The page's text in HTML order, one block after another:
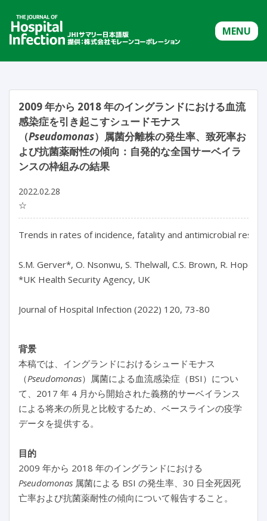
MENU
2009 年から 2018 年のイングランドにおける血流
感染症を引き起こすシュードモナス
（Pseudomonas）属菌分離株の発生率、致死率お
よび抗菌薬耐性の傾向：自発的な全国サーベイラ
ンスの枠組みの結果
2022.02.28
☆
Trends in rates of incidence, fatality and antimicrobial
S.M. Gerver*, O. Nsonwu, S. Thelwall, C.S. Brown, R. Hope
*UK Health Security Agency, UK
Journal of Hospital Infection (2022) 120, 73-80
背景
本稿では、イングランドにおけるシュードモナス
（Pseudomonas）属菌による血流感染症（BSI）につい
て、2017 年 4 月から開始された義務的サーベイランス
による将来の所見と比較するため、ベースラインの疫学
データを提供する。
目的
2009 年から 2018 年のイングランドにおける
Pseudomonas 属菌による BSI の発生率、30 日全死因死
亡率および抗菌薬耐性の傾向について報告すること。